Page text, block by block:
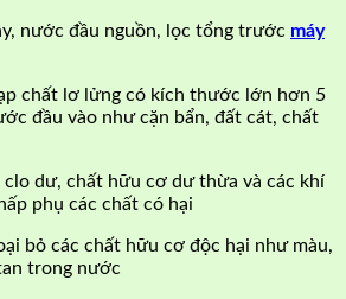
nước đầu nguồn, lọc tổng trước máy
chất lơ lửng có kích thước lớn hơn 5
đầu vào như cặn bẩn, đất cát, chất
clo dư, chất hữu cơ dư thừa và các khí
phụ các chất có hại
bỏ các chất hữu cơ độc hại như màu,
trong nước